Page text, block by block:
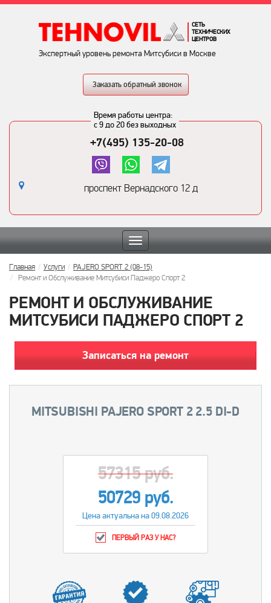
СЕТЬ
ТЕХНИЧЕСКИХ
ЦЕНТРОВ
Экспертный уровень ремонта Митсубиси в Москве
Заказать обратный звонок
Время работы центра:
с 9 до 20 без выходных
+7(495) 135-20-08
проспект Вернадского 12 д
Toggle
navigation
Главная Услуги
PAJERO SPORT 2 (08-15)
Ремонт и Обслуживание Митсубиси Паджеро Спорт 2
РЕМОНТ И ОБСЛУЖИВАНИЕ
МИТСУБИСИ ПАДЖЕРО СПОРТ 2
Записаться на ремонт
MITSUBISHI PAJERO SPORT 2 2.5 DI-D
57315 руб.
50729 руб.
Цена актуальна на 09.08.2026
ПЕРВЫЙ РАЗ У НАС?